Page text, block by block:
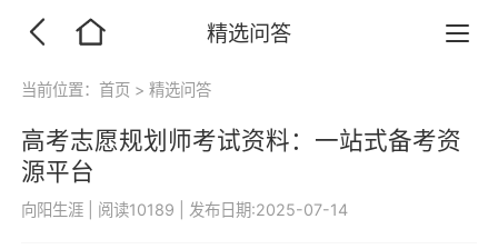
精选问答
当前位置：首页 > 精选问答
高考志愿规划师考试资料：一站式备考资
源平台
向阳生涯 阅读10189 发布日期:2025-07-14